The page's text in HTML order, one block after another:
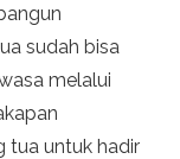
sudah bisa
melalui
tua untuk hadir